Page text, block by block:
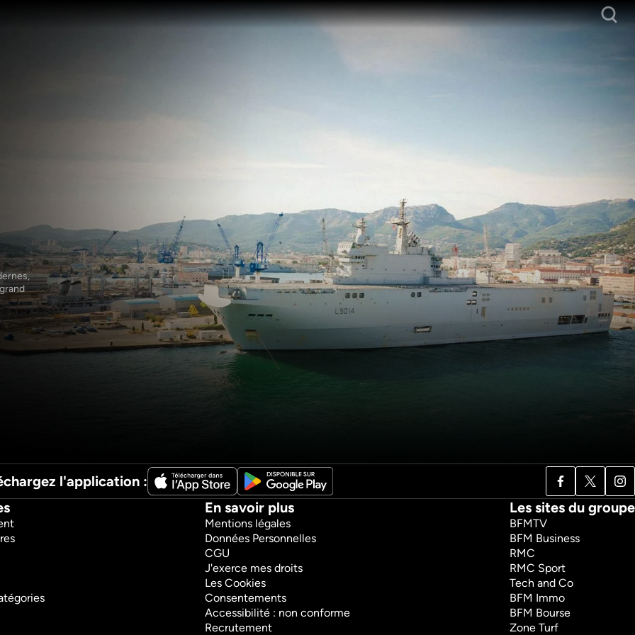
leurs
Sciences et technologies
Documentaires
52mVF
Regarder
Sciences et technologies
Documentaires
1h14mVF
Regarder
Sciences et technologies
Regarder
l'application :
En savoir plus
Mentions légales
Données Personnelles
CGU
J'exerce mes droits
Les Cookies
Consentements
Accessibilité : non conforme
Recrutement
Les sites du groupe
BFMTV
BFM Business
RMC
RMC Sport
Tech and Co
BFM Immo
BFM Bourse
Zone Turf